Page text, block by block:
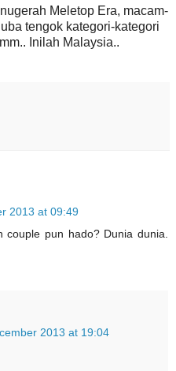
Meletop Era, macam-
tengok kategori-kategori
Inilah Malaysia..
2013 at 09:49
couple pun hado? Dunia dunia.
2013 at 19:04